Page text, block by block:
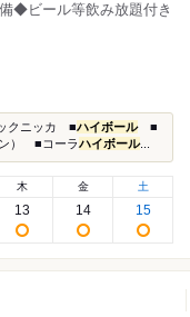
◆ビール等飲み放題付き
クニッカ ■ハイボール■
） ■コーラハイボール...
木
13
金
14
土
15